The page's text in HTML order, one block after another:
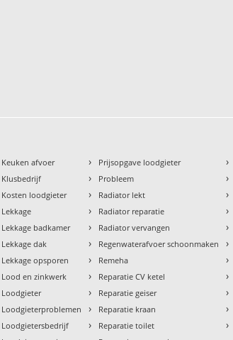
Keuken afvoer
Klusbedrijf
Kosten loodgieter
Lekkage
Lekkage badkamer
Lekkage dak
Lekkage opsporen
Lood en zinkwerk
Loodgieter
Loodgieterproblemen
Loodgietersbedrijf
› Prijsopgave loodgieter
› Probleem
› Radiator lekt
› Radiator reparatie
› Radiator vervangen
› Regenwaterafvoer schoonmaken
› Remeha
› Reparatie CV ketel
› Reparatie geiser
› Reparatie kraan
› Reparatie toilet
›
›
›
›
›
›
›
›
›
›
›